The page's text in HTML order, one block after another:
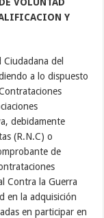
Y
del
a lo dispuesto
debidamente
(R.N.C) o
de
Contra la Guerra
en la adquisición
en participar en